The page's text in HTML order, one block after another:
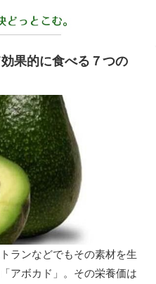
果的に食べる７つの
ランなどでもその素材を生
アボカド」。その栄養価は